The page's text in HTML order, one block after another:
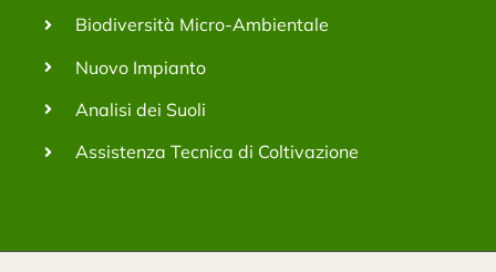
Biodiversità Micro-Ambientale
Nuovo Impianto
Analisi dei Suoli
Assistenza Tecnica di Coltivazione